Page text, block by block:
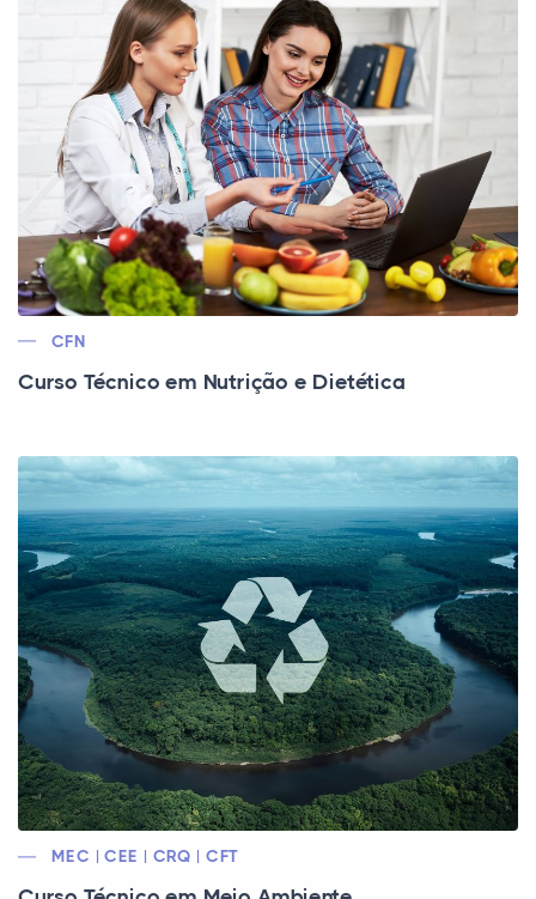
CFN
Curso Técnico em Nutrição e Dietética
MEC | CEE | CRQ | CFT